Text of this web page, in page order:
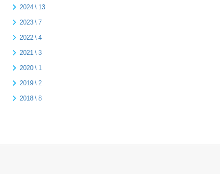
2024 \ 13
2023 \ 7
2022 \ 4
2021 \ 3
2020 \ 1
2019 \ 2
2018 \ 8